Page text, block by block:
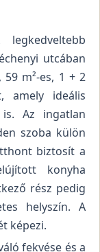
utcában
m²-es, 1 + 2
amely ideális
is. Az ingatlan
szoba külön
biztosít a
konyha
rész pedig
helyszín. A
képezi.
fekvése és a